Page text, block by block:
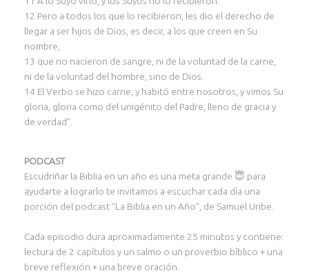
12 Pero a todos los que lo recibieron, les dio el derecho de
llegar a ser hijos de Dios, es decir, a los que creen en Su
nombre,
13 que no nacieron de sangre, ni de la voluntad de la carne,
ni de la voluntad del hombre, sino de Dios.
14 El Verbo se hizo carne, y habitó entre nosotros, y vimos Su
gloria, gloria como del unigénito del Padre, lleno de gracia y
de verdad”.
PODCAST
Escudriñar la Biblia en un año es una meta grande 😇 para
ayudarte a lograrlo te invitamos a escuchar cada día una
porción del podcast “La Biblia en un Año”, de Samuel Uribe.
Cada episodio dura aproximadamente 25 minutos y contiene:
lectura de 2 capítulos y un salmo o un proverbio bíblico + una
breve reflexión + una breve oración.